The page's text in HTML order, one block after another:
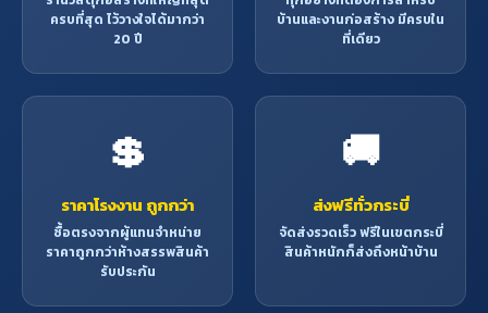
โครงสร้างอาคาร เช่น ตง คาน
วงกบ ประตูหน้าต่าง โครงหลังคา
ครบที่สุด ไว้วางใจได้มากว่า
20 ปี
บ้านและงานก่อสร้าง มีครบใน
ที่เดียว
💲
ราคาโรงงาน ถูกกว่า
ซื้อตรงจากผู้แทนจำหน่าย
ราคาถูกกว่าห้างสรรพสินค้า
รับประกัน
🚚
ส่งฟรีทั่วกระบี่
จัดส่งรวดเร็ว ฟรีในเขตกระบี่
สินค้าหนักก็ส่งถึงหน้าบ้าน